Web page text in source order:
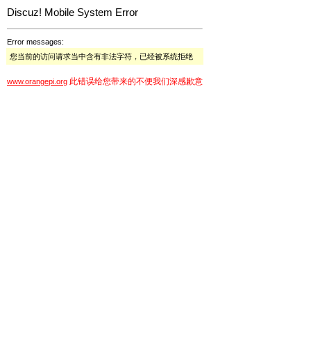
Discuz! Mobile System Error
Error messages:
您当前的访问请求当中含有非法字符，已经被系统拒绝
www.orangepi.org 此错误给您带来的不便我们深感歉意